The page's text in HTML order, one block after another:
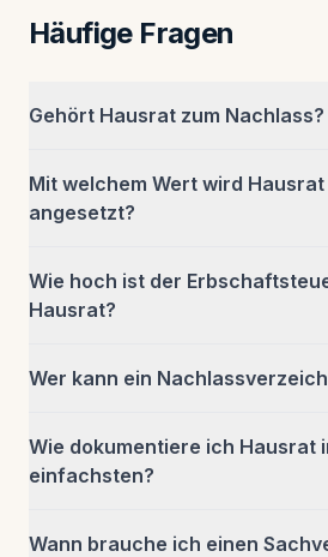
Häufige Fragen
Gehört Hausrat zum Nachlass?
Mit welchem Wert wird
angesetzt?
Wie hoch ist der
Hausrat?
Wer kann ein
Wie dokumentiere ich Hausrat
einfachsten?
Wann brauche ich einen